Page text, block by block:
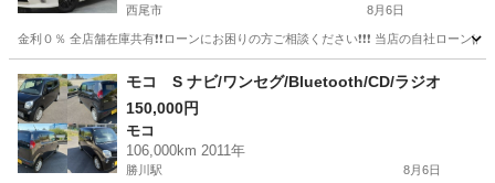
西尾市 8月6日
金利０％ 全店舗在庫共有❗️❗️ローンにお困りの方ご相談ください❗️❗️❗️ 当店の自社ロ
愛知 西尾市 ローン
モコ S ナビ/ワンセグ/Bluetooth/CD/ラジオ
150,000円
モコ
106,000km 2011年
勝川駅 8月6日